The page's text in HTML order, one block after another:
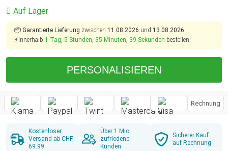
Auf Lager
📦 Garantierte Lieferung zwischen 11.08.2026 und 13.08.2026.
⚡Innerhalb 1 Tag, 5 Stunden, 35 Minuten, 38 Sekunden bestellen!
PERSONALISIEREN
Rechnung
Kostenloser
Versand ab CHF
69.99
Über 1 Mio.
zufriedene
Kunden
Sicherer Kauf
auf Rechnung